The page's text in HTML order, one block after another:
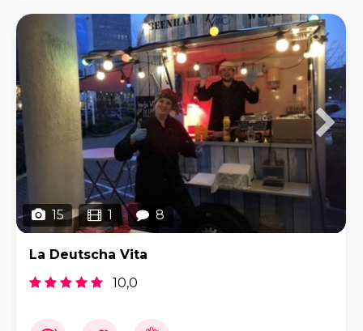
15 1 8
La Deutscha Vita
10,0